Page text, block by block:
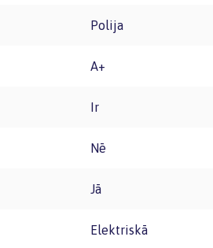
Polija
A+
Ir
Nē
Jā
Elektriskā